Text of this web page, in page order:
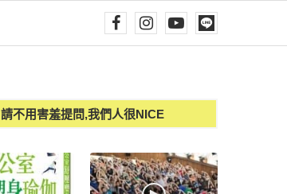
請不用害羞提問,我們人很NICE